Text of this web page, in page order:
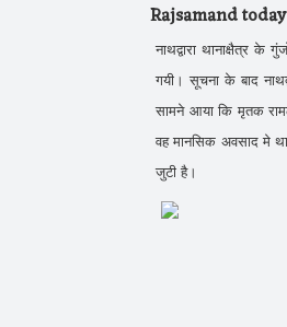
Rajsamand today
नाथद्वारा थानाक्षैत्र
गयी। सूचना के बाद
सामने आया कि मृतक
वह मानसिक अवसाद मे
जुटी है।